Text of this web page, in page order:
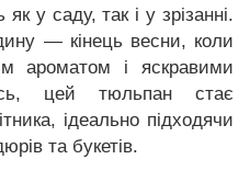
у саду, так і у зрізанні.
— кінець весни, коли
ароматом і яскравими
цей тюльпан стає
ідеально підходячи
та букетів.